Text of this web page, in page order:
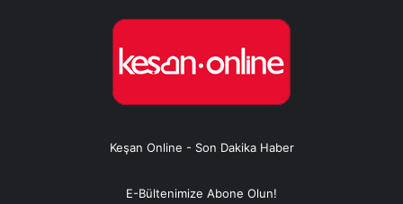
Keşan Online - Son Dakika Haber
E-Bültenimize Abone Olun!